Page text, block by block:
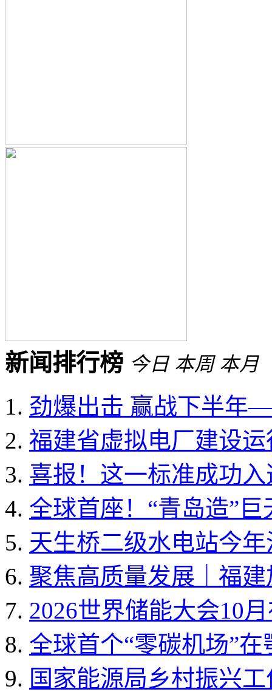
新闻排行榜 今日 本周 本月
劲爆出击 赢战下半年
福建省虚拟电厂建设
喜报！这一标准成功
全球首座！“青岛造”
天生桥二级水电站今
聚焦高质量发展｜福
2026世界储能大会10
全球首个“零碳机场”
国家能源局乡村振兴